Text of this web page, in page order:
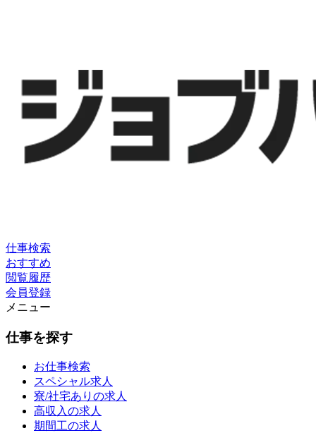
仕事検索
おすすめ
閲覧履歴
会員登録
メニュー
仕事を探す
お仕事検索
スペシャル求人
寮/社宅ありの求人
高収入の求人
期間工の求人